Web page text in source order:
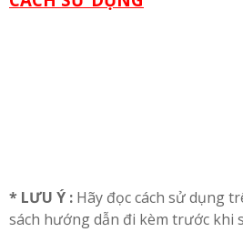
* LƯU Ý : Hãy đọc cách sử dụng
sách hướng dẫn đi kèm trước khi